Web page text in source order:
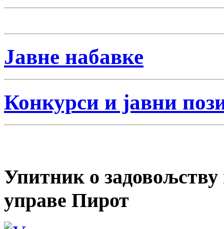
Јавне набавке
Конкурси и јавни
Упитник о задовољству
управе Пирот